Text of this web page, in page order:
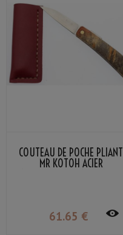
COUTEAU DE POCHE PLIANT
MR KOTOH ACIER
61.65 €